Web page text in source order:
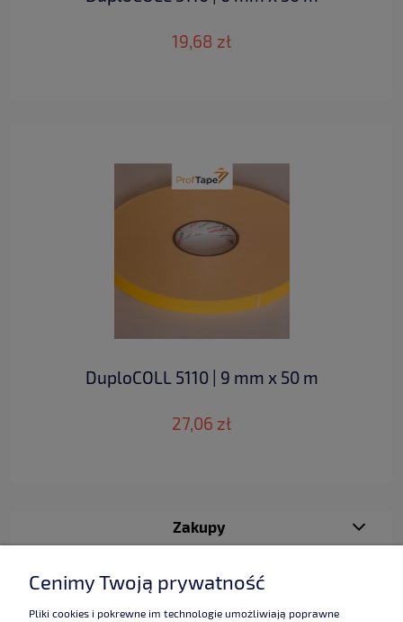
19,68 zł
DuploCOLL 5110 | 9 mm x 50 m
27,06 zł
Zakupy
Moje konto
Cenimy Twoją prywatność
Pliki cookies i pokrewne im technologie umożliwiają poprawne